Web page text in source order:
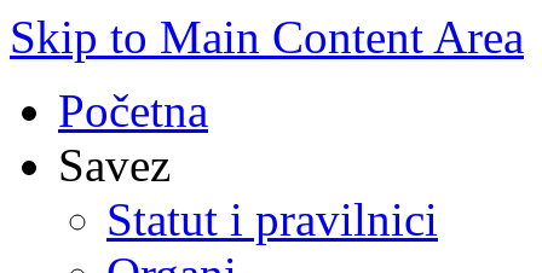
Skip to Main Content Area
Početna
Savez
Statut i pravilnici